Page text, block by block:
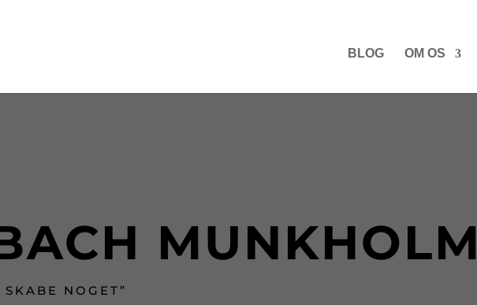
BLOG OM OS
MUNKHOLM
NOGET”